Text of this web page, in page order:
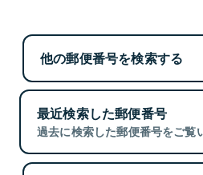
他の郵便番号を検索する
最近検索した郵便番号
過去に検索した郵便番号をご覧